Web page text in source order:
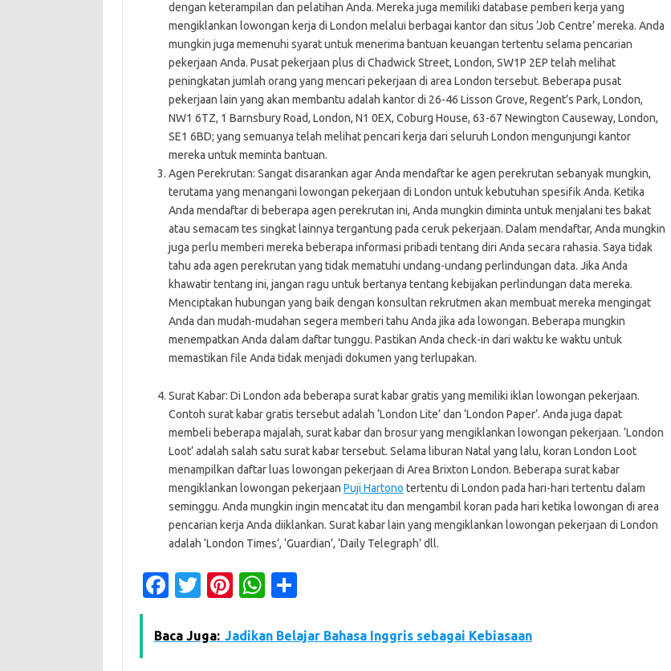
dengan keterampilan dan pelatihan Anda. Mereka juga memiliki database pemberi kerja yang
mengiklankan lowongan kerja di London melalui berbagai kantor dan situs ‘Job Centre’ mereka. Anda
mungkin juga memenuhi syarat untuk menerima bantuan keuangan tertentu selama pencarian
pekerjaan Anda. Pusat pekerjaan plus di Chadwick Street, London, SW1P 2EP‎ telah melihat
peningkatan jumlah orang yang mencari pekerjaan di area London tersebut. Beberapa pusat
pekerjaan lain yang akan membantu adalah kantor di 26-46 Lisson Grove, Regent’s Park, London,
NW1 6TZ‎, 1 Barnsbury Road, London, N1 0EX, Coburg House, 63-67 Newington Causeway, London,
SE1 6BD; yang semuanya telah melihat pencari kerja dari seluruh London mengunjungi kantor
mereka untuk meminta bantuan.
Agen Perekrutan: Sangat disarankan agar Anda mendaftar ke agen perekrutan sebanyak mungkin,
terutama yang menangani lowongan pekerjaan di London untuk kebutuhan spesifik Anda. Ketika
Anda mendaftar di beberapa agen perekrutan ini, Anda mungkin diminta untuk menjalani tes bakat
atau semacam tes singkat lainnya tergantung pada ceruk pekerjaan. Dalam mendaftar, Anda mungkin
juga perlu memberi mereka beberapa informasi pribadi tentang diri Anda secara rahasia. Saya tidak
tahu ada agen perekrutan yang tidak mematuhi undang-undang perlindungan data. Jika Anda
khawatir tentang ini, jangan ragu untuk bertanya tentang kebijakan perlindungan data mereka.
Menciptakan hubungan yang baik dengan konsultan rekrutmen akan membuat mereka mengingat
Anda dan mudah-mudahan segera memberi tahu Anda jika ada lowongan. Beberapa mungkin
menempatkan Anda dalam daftar tunggu. Pastikan Anda check-in dari waktu ke waktu untuk
memastikan file Anda tidak menjadi dokumen yang terlupakan.
Surat Kabar: Di London ada beberapa surat kabar gratis yang memiliki iklan lowongan pekerjaan.
Contoh surat kabar gratis tersebut adalah ‘London Lite’ dan ‘London Paper’. Anda juga dapat
membeli beberapa majalah, surat kabar dan brosur yang mengiklankan lowongan pekerjaan. ‘London
Loot’ adalah salah satu surat kabar tersebut. Selama liburan Natal yang lalu, koran London Loot
menampilkan daftar luas lowongan pekerjaan di Area Brixton London. Beberapa surat kabar
mengiklankan lowongan pekerjaan Puji Hartono tertentu di London pada hari-hari tertentu dalam
seminggu. Anda mungkin ingin mencatat itu dan mengambil koran pada hari ketika lowongan di area
pencarian kerja Anda diiklankan. Surat kabar lain yang mengiklankan lowongan pekerjaan di London
adalah ‘London Times’, ‘Guardian’, ‘Daily Telegraph’ dll.
Fa
e
T
it
Pi
er
W
at ar
Baca Juga: Jadikan Belajar Bahasa Inggris sebagai Kebiasaan